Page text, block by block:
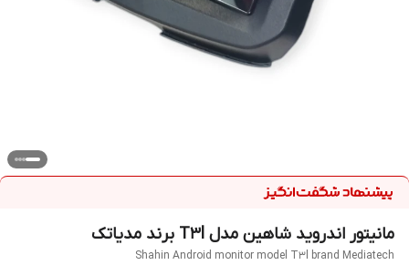
مانیتور اندروید شاهین مدل T3l برند مدیاتک
Shahin Android monitor model T3l brand Mediatech